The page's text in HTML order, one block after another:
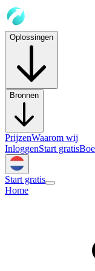
Oplossingen
Bronnen
PrijzenWaarom wij
InloggenStart gratis
Start gratis
Home